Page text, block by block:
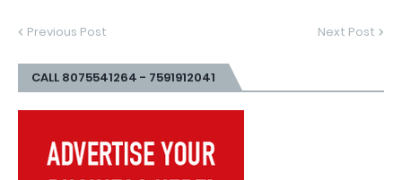
Previous Post Next Post
CALL 8075541264 - 7591912041